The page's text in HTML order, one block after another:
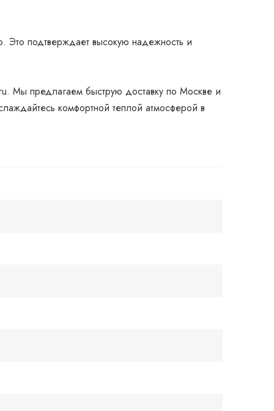
Это подтверждает высокую надежность и
Мы предлагаем быструю доставку по Москве и
комфортной теплой атмосферой в